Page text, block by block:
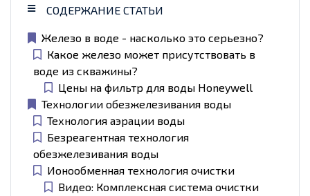
СОДЕРЖАНИЕ СТАТЬИ
Железо в воде - насколько это серьезно?
Какое железо может присутствовать в
воде из скважины?
Цены на фильтр для воды Honeywell
Технологии обезжелезивания воды
Технология аэрации воды
Безреагентная технология
обезжелезивания воды
Ионообменная технология очистки
Видео: Комплексная система очистки